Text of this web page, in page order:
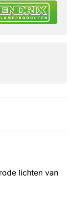
lichten van